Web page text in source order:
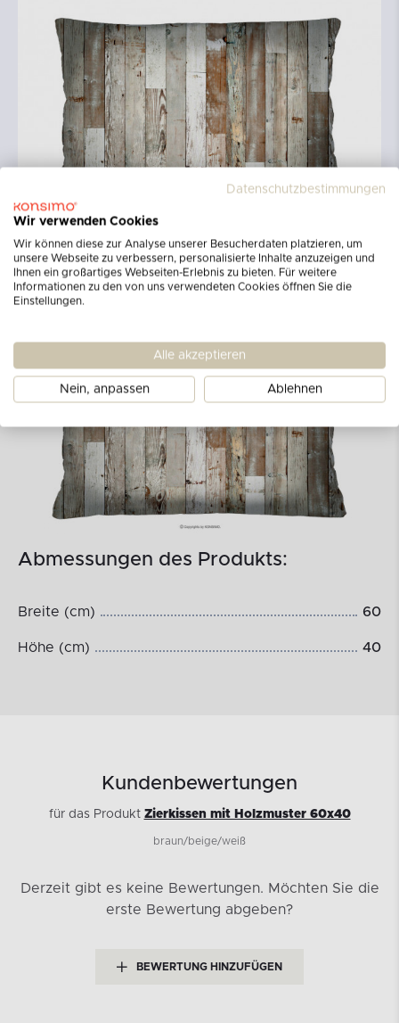
Abmessungen des Produkts:
Breite (cm) 60
Höhe (cm) 40
Kundenbewertungen
für das Produkt Zierkissen mit Holzmuster 60x40
braun/beige/weiß
Derzeit gibt es keine Bewertungen. Möchten Sie die
erste Bewertung abgeben?
BEWERTUNG HINZUFÜGEN
Datenschutzbestimmungen
Wir verwenden Cookies
Wir können diese zur Analyse unserer Besucherdaten platzieren, um
unsere Webseite zu verbessern, personalisierte Inhalte anzuzeigen und
Ihnen ein großartiges Webseiten-Erlebnis zu bieten. Für weitere
Informationen zu den von uns verwendeten Cookies öffnen Sie die
Einstellungen.
Alle akzeptieren
Nein, anpassen Ablehnen